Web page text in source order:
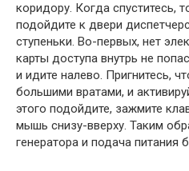
коридору. Когда спуститесь,
подойдите к двери
ступеньки. Во-первых, нет
карты доступа внутрь не
и идите налево. Пригнитесь,
большими вратами, и
этого подойдите, зажмите
мышь снизу-вверху. Таким
генератора и подача питания